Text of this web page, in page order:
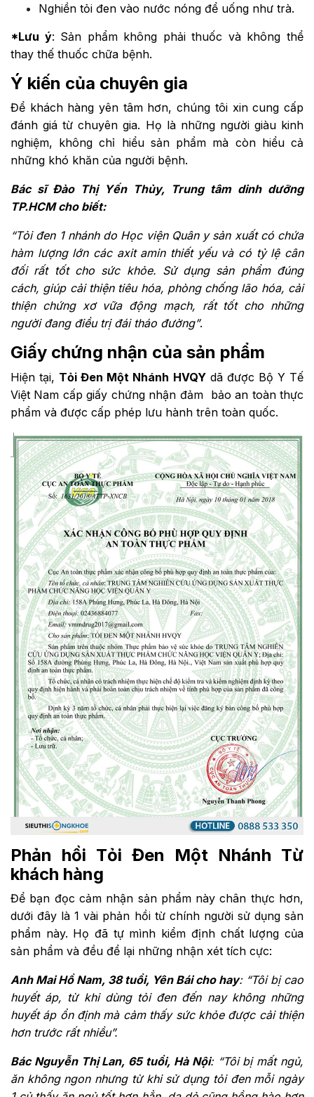
Nghiền tỏi đen vào nước nóng để uống như trà.
*Lưu ý: Sản phẩm không phải thuốc và không thể
thay thế thuốc chữa bệnh.
Ý kiến của chuyên gia
Để khách hàng yên tâm hơn, chúng tôi xin cung cấp
đánh giá từ chuyên gia. Họ là những người giàu kinh
nghiệm, không chỉ hiểu sản phẩm mà còn hiểu cả
những khó khăn của người bệnh.
Bác sĩ Đào Thị Yến Thủy, Trung tâm dinh dưỡng
TP.HCM cho biết:
“Tỏi đen 1 nhánh do Học viện Quân y sản xuất có chứa
hàm lượng lớn các axit amin thiết yếu và có tỷ lệ cân
đối rất tốt cho sức khỏe. Sử dụng sản phẩm đúng
cách, giúp cải thiện tiêu hóa, phòng chống lão hóa, cải
thiện chứng xơ vữa động mạch, rất tốt cho những
người đang điều trị đái tháo đường”.
Giấy chứng nhận của sản phẩm
Hiện tại, Tỏi Đen Một Nhánh HVQYdã được Bộ Y Tế
Việt Nam cấp giấy chứng nhận đảm bảo an toàn thực
phẩm và được cấp phép lưu hành trên toàn quốc.
Phản hồi Tỏi Đen Một Nhánh Từ
khách hàng
Để bạn đọc cảm nhận sản phẩm này chân thực hơn,
dưới đây là 1 vài phản hồi từ chính người sử dụng sản
phẩm này. Họ đã tự mình kiểm định chất lượng của
sản phẩm và đều để lại những nhận xét tích cực:
Anh Mai Hồ Nam, 38 tuổi, Yên Bái cho hay: “Tôi bị cao
huyết áp, từ khi dùng tỏi đen đến nay không những
huyết áp ổn định mà cảm thấy sức khỏe được cải thiện
hơn trước rất nhiều”.
Bác Nguyễn Thị Lan, 65 tuổi, Hà Nội: “Tôi bị mất ngủ,
ăn không ngon nhưng từ khi sử dụng tỏi đen mỗi ngày